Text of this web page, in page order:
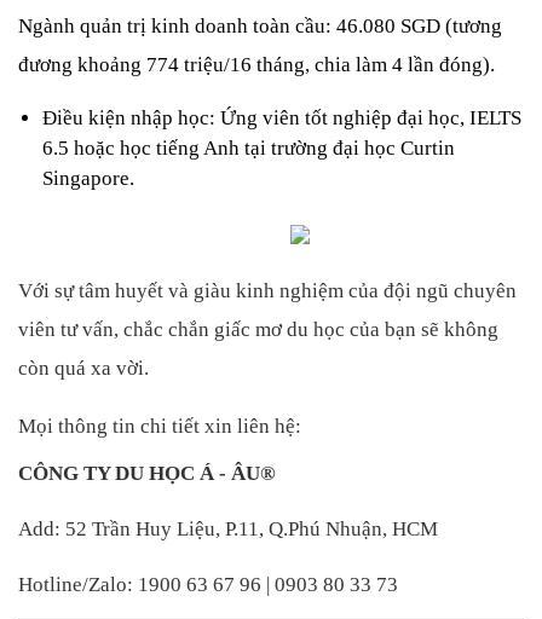
Ngành quản trị kinh doanh toàn cầu: 46.080 SGD (tương
đương khoảng 774 triệu/16 tháng, chia làm 4 lần đóng).
Điều kiện nhập học: Ứng viên tốt nghiệp đại học, IELTS
6.5 hoặc học tiếng Anh tại trường đại học Curtin
Singapore.
Với sự tâm huyết và giàu kinh nghiệm của đội ngũ chuyên
viên tư vấn, chắc chắn giấc mơ du học của bạn sẽ không
còn quá xa vời.
Mọi thông tin chi tiết xin liên hệ:
CÔNG TY DU HỌC Á - ÂU®
Add: 52 Trần Huy Liệu, P.11, Q.Phú Nhuận, HCM
Hotline/Zalo: 1900 63 67 96 | 0903 80 33 73